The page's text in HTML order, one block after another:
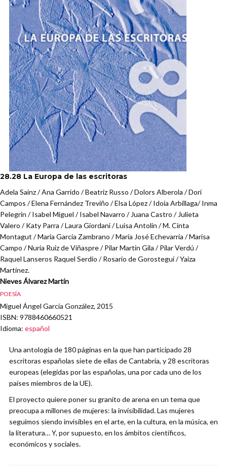
28.28 La Europa de las escritoras
Adela Sainz / Ana Garrido / Beatriz Russo / Dolors Alberola / Dori
Campos / Elena Fernández Treviño / Elsa López / Idoia Arbillaga/ Inma
Pelegrin / Isabel Miguel / Isabel Navarro / Juana Castro / Julieta
Valero / Katy Parra / Laura Giordani / Luisa Antolin / M. Cinta
Montagut / Maria García Zambrano / María José Echevarría / Marisa
Campo / Nuria Ruiz de Viñaspre / Pilar Martin Gila / Pilar Verdú /
Raquel Lanseros Raquel Serdio / Rosario de Gorostegui / Yaiza
Martínez.
Nieves Álvarez Martín
POESÍA
Miguel Ángel García González, 2015
ISBN: 9788460660521
Idioma: español
Una antología de 180 páginas en la que han participado 28
escritoras españolas siete de ellas de Cantabria, y 28 escritoras
europeas (elegidas por las españolas, una por cada uno de los
países miembros de la UE).
El proyecto quiere poner su granito de arena en un tema que
preocupa a millones de mujeres: la invisibilidad. Las mujeres
seguimos siendo invisibles en el arte, en la cultura, en la música, en
la literatura… Y, por supuesto, en los ámbitos científicos,
económicos y sociales.